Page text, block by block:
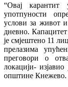
“Овај
употпуности
услови за живот и
дневно.
је смјештено 11
прелазима
преговори о
локацији-
општине Кнежево.